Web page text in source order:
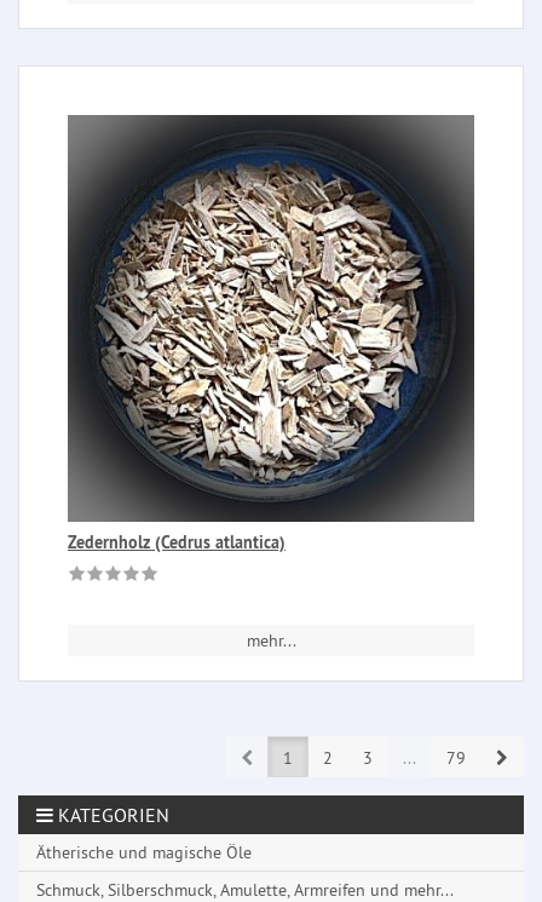
Zedernholz (Cedrus atlantica)
mehr...
1 2 3 ... 79
KATEGORIEN
Ätherische und magische Öle
Schmuck, Silberschmuck, Amulette, Armreifen und mehr...